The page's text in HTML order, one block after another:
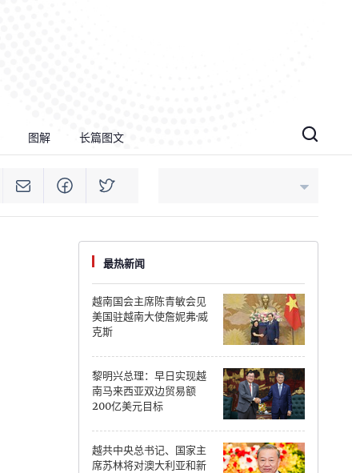
图解 长篇图文
Bac Ninh
Cao Bang
Can Tho
Da Nang
最热新闻
越南国会主席陈青敏会见
美国驻越南大使詹妮弗·威
克斯
黎明兴总理：早日实现越
南马来西亚双边贸易额
200亿美元目标
越共中央总书记、国家主
席苏林将对澳大利亚和新